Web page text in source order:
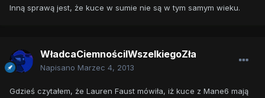
Inną sprawą jest, że kuce w sumie nie są w tym samym wieku.
WładcaCiemnościIWszelkiegoZła
Napisano Marzec 4, 2013
Gdzieś czytałem, że Lauren Faust mówiła, iż kuce z Mane6 mają